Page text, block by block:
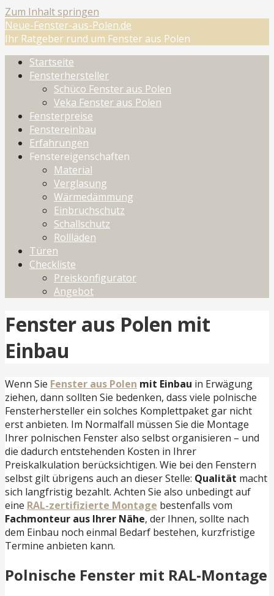
Zum Inhalt springen
Neue-Fenster-aus-Polen.de
Ihr Ratgeber rund um Fenster aus Polen
Startseite
Fensterhersteller
Schüco Fenster aus Polen
Veka Fenster aus Polen
Fensterpreise
Fenstereinbau
Erfahrungen
Fenstereigenschaften
Material
Verglasung
Wärmedämmung
Einbruchschutz
Schallschutz
Rollläden
Türen
Checkliste
Preiskonfigurator
Angebot
Fenster aus Polen mit
Einbau
Wenn Sie Fenster aus Polen mit Einbau in Erwägung
ziehen, dann sollten Sie bedenken, dass viele polnische
Fensterhersteller ein solches Komplettpaket gar nicht
erst anbieten. Im Normalfall müssen Sie die Montage
Ihrer polnischen Fenster also selbst organisieren – und
die dadurch entstehenden Kosten in Ihrer
Preiskalkulation berücksichtigen. Wie bei den Fenstern
selbst gilt übrigens auch an dieser Stelle: Qualität macht
sich langfristig bezahlt. Achten Sie also unbedingt auf
eine RAL-zertifizierte Montage bestenfalls vom
Fachmonteur aus Ihrer Nähe, der Ihnen, sollte nach
dem Einbau noch einmal Bedarf bestehen, kurzfristige
Termine anbieten kann.
Polnische Fenster mit RAL-Montage